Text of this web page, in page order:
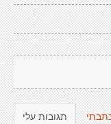
תגובות עלי